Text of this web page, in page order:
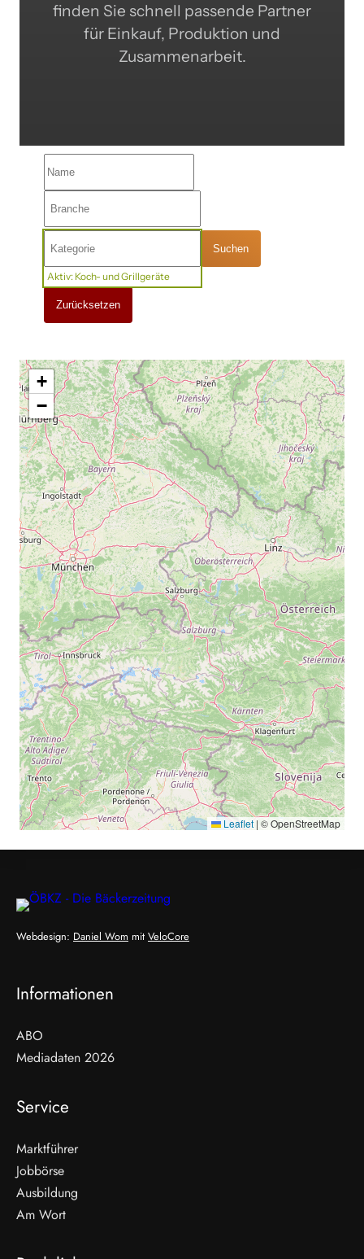
finden Sie schnell passende Partner
für Einkauf, Produktion und
Zusammenarbeit.
Aktiv: Koch- und Grillgeräte
Suchen
Zurücksetzen
+
−
Leaflet | © OpenStreetMap
Webdesign: Daniel Wom mit VeloCore
Informationen
ABO
Mediadaten 2026
Service
Marktführer
Jobbörse
Ausbildung
Am Wort